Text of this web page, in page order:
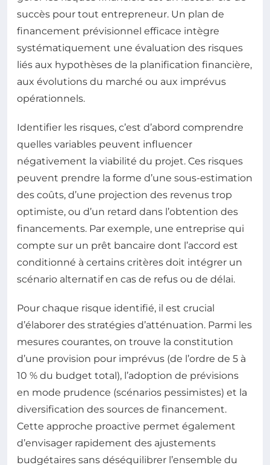
succès pour tout entrepreneur. Un plan de
financement prévisionnel efficace intègre
systématiquement une évaluation des risques
liés aux hypothèses de la planification financière,
aux évolutions du marché ou aux imprévus
opérationnels.
Identifier les risques, c’est d’abord comprendre
quelles variables peuvent influencer
négativement la viabilité du projet. Ces risques
peuvent prendre la forme d’une sous-estimation
des coûts, d’une projection des revenus trop
optimiste, ou d’un retard dans l’obtention des
financements. Par exemple, une entreprise qui
compte sur un prêt bancaire dont l’accord est
conditionné à certains critères doit intégrer un
scénario alternatif en cas de refus ou de délai.
Pour chaque risque identifié, il est crucial
d’élaborer des stratégies d’atténuation. Parmi les
mesures courantes, on trouve la constitution
d’une provision pour imprévus (de l’ordre de 5 à
10 % du budget total), l’adoption de prévisions
en mode prudence (scénarios pessimistes) et la
diversification des sources de financement.
Cette approche proactive permet également
d’envisager rapidement des ajustements
budgétaires sans déséquilibrer l’ensemble du